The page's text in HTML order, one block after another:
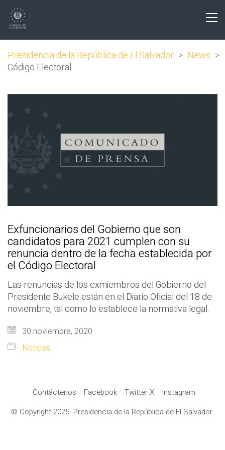
Presidencia de la República de El Salvador > News >
Código Electoral
Exfuncionarios del Gobierno que son
candidatos para 2021 cumplen con su
renuncia dentro de la fecha establecida por
el Código Electoral
Las renuncias de los exmiembros del Gobierno del
Presidente Bukele están en el Diario Oficial del 18 de
noviembre, tal como lo establece la normativa legal.
30 noviembre, 2020
Noticias
Contáctenos Facebook Twitter X
Instagram
© Copyright 2025. Presidencia de la República de El Salvador.